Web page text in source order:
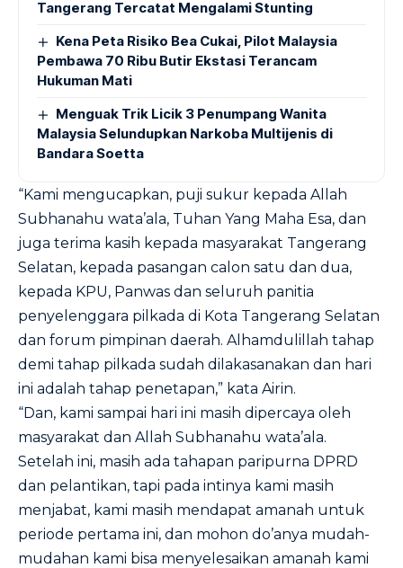
Tangerang Tercatat Mengalami Stunting
Kena Peta Risiko Bea Cukai, Pilot Malaysia
Pembawa 70 Ribu Butir Ekstasi Terancam
Hukuman Mati
Menguak Trik Licik 3 Penumpang Wanita
Malaysia Selundupkan Narkoba Multijenis di
Bandara Soetta
“Kami mengucapkan, puji sukur kepada Allah
Subhanahu wata’ala, Tuhan Yang Maha Esa, dan
juga terima kasih kepada masyarakat Tangerang
Selatan, kepada pasangan calon satu dan dua,
kepada KPU, Panwas dan seluruh panitia
penyelenggara pilkada di Kota Tangerang Selatan
dan forum pimpinan daerah. Alhamdulillah tahap
demi tahap pilkada sudah dilakasanakan dan hari
ini adalah tahap penetapan,” kata Airin.
“Dan, kami sampai hari ini masih dipercaya oleh
masyarakat dan Allah Subhanahu wata’ala.
Setelah ini, masih ada tahapan paripurna DPRD
dan pelantikan, tapi pada intinya kami masih
menjabat, kami masih mendapat amanah untuk
periode pertama ini, dan mohon do’anya mudah-
mudahan kami bisa menyelesaikan amanah kami